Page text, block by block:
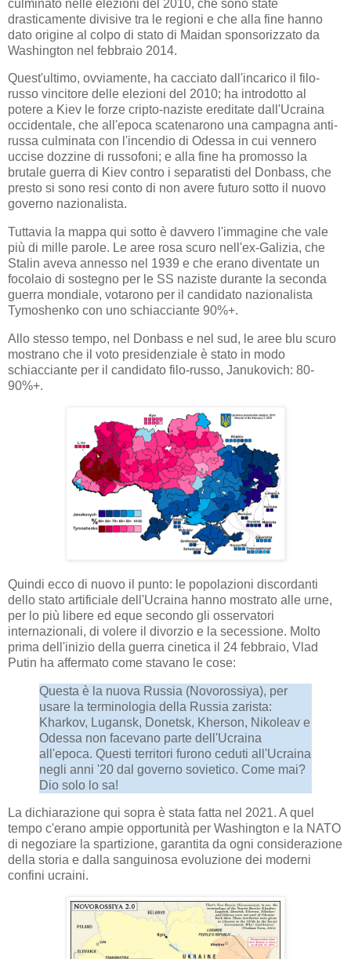
culminato nelle elezioni del 2010, che sono state
drasticamente divisive tra le regioni e che alla fine hanno
dato origine al colpo di stato di Maidan sponsorizzato da
Washington nel febbraio 2014.
Quest'ultimo, ovviamente, ha cacciato dall'incarico il filo-
russo vincitore delle elezioni del 2010; ha introdotto al
potere a Kiev le forze cripto-naziste ereditate dall'Ucraina
occidentale, che all'epoca scatenarono una campagna anti-
russa culminata con l'incendio di Odessa in cui vennero
uccise dozzine di russofoni; e alla fine ha promosso la
brutale guerra di Kiev contro i separatisti del Donbass, che
presto si sono resi conto di non avere futuro sotto il nuovo
governo nazionalista.
Tuttavia la mappa qui sotto è davvero l'immagine che vale
più di mille parole. Le aree rosa scuro nell'ex-Galizia, che
Stalin aveva annesso nel 1939 e che erano diventate un
focolaio di sostegno per le SS naziste durante la seconda
guerra mondiale, votarono per il candidato nazionalista
Tymoshenko con uno schiacciante 90%+.
Allo stesso tempo, nel Donbass e nel sud, le aree blu scuro
mostrano che il voto presidenziale è stato in modo
schiacciante per il candidato filo-russo, Janukovich: 80-
90%+.
Quindi ecco di nuovo il punto: le popolazioni discordanti
dello stato artificiale dell'Ucraina hanno mostrato alle urne,
per lo più libere ed eque secondo gli osservatori
internazionali, di volere il divorzio e la secessione. Molto
prima dell'inizio della guerra cinetica il 24 febbraio, Vlad
Putin ha affermato come stavano le cose:
Questa è la nuova Russia (Novorossiya), per
usare la terminologia della Russia zarista:
Kharkov, Lugansk, Donetsk, Kherson, Nikoleav e
Odessa non facevano parte dell'Ucraina
all'epoca. Questi territori furono ceduti all'Ucraina
negli anni '20 dal governo sovietico. Come mai?
Dio solo lo sa!
La dichiarazione qui sopra è stata fatta nel 2021. A quel
tempo c'erano ampie opportunità per Washington e la NATO
di negoziare la spartizione, garantita da ogni considerazione
della storia e dalla sanguinosa evoluzione dei moderni
confini ucraini.